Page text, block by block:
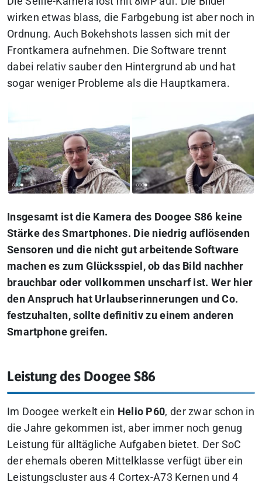
wirken etwas blass, die Farbgebung ist aber noch in
Ordnung. Auch Bokehshots lassen sich mit der
Frontkamera aufnehmen. Die Software trennt
dabei relativ sauber den Hintergrund ab und hat
sogar weniger Probleme als die Hauptkamera.
Insgesamt ist die Kamera des Doogee S86 keine
Stärke des Smartphones. Die niedrig auflösenden
Sensoren und die nicht gut arbeitende Software
machen es zum Glücksspiel, ob das Bild nachher
brauchbar oder vollkommen unscharf ist. Wer hier
den Anspruch hat Urlaubserinnerungen und Co.
festzuhalten, sollte definitiv zu einem anderen
Smartphone greifen.
Leistung des Doogee S86
Im Doogee werkelt ein Helio P60, der zwar schon in
die Jahre gekommen ist, aber immer noch genug
Leistung für alltägliche Aufgaben bietet. Der SoC
der ehemals oberen Mittelklasse verfügt über ein
Leistungscluster aus 4 Cortex-A73 Kernen und 4